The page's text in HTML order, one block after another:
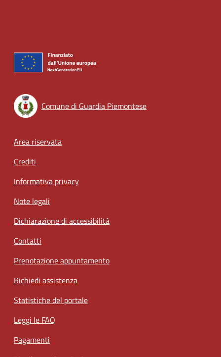
Comune di Guardia Piemontese
Footer menu
Area riservata
Crediti
Informativa privacy
Note legali
Dichiarazione di accessibilità
Contatti
Prenotazione appuntamento
Richiedi assistenza
Statistiche del portale
Leggi le FAQ
Pagamenti